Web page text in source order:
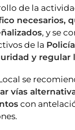
de la
necesarios,
, y se
de la
y regular
se
vías
con